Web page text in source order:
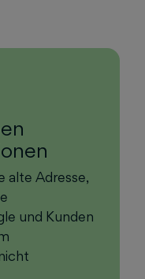
alte Adresse,
und Kunden